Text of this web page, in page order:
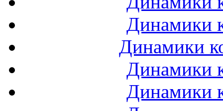
Динамики
Динамики
Динамики
Динамики